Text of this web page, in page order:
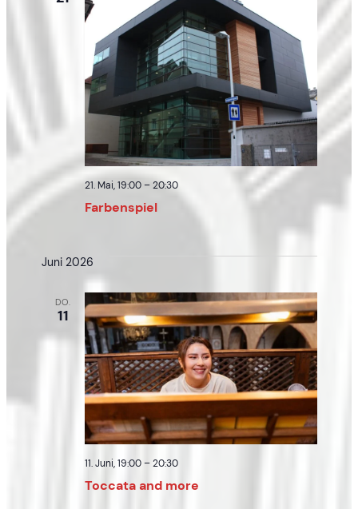
Farbenspiel
21. Mai, 19:00–20:30
Juni 2026
DO.
11
Toccata and more
11. Juni, 19:00–20:30